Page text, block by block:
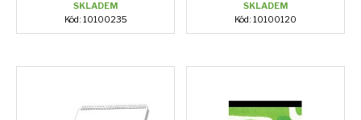
SKLADEM
Kód: 10100235
SKLADEM
Kód: 10100120